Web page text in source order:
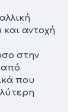
αντοχή
στην
από
που